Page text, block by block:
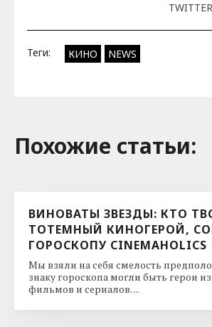
TWITTER
Теги: КИНО NEWS
Похожие cтатьи:
ВИНОВАТЫ ЗВЕЗДЫ: КТО
ТОТЕМНЫЙ КИНОГЕРОЙ,
ГОРОСКОПУ CINEMAHOLICS
Мы взяли на себя смелость
знаку гороскопа могли быть герои
фильмов и сериалов. ...